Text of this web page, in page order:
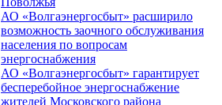
АО «Волгаэнергосбыт» расширило
возможность заочного обслуживания
населения по вопросам
энергоснабжения
АО «Волгаэнергосбыт» гарантирует
бесперебойное энергоснабжение
жителей Московского района